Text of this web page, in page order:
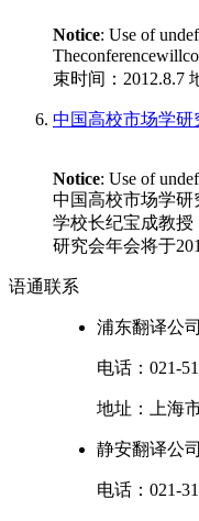
Notice: Use of
束时间：2012.8.7
中国高校市场学研
Notice: Use of
中国高校市场学
学校长纪宝成教授
研究会年会将于
语通联系
浦东翻译公司
电话： 021-
地址： 上海
静安翻译公司
电话： 021-